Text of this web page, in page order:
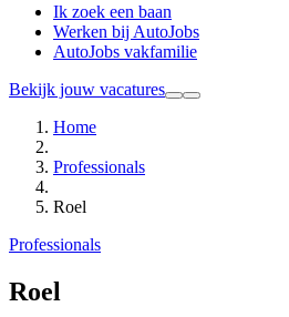
Ik zoek een baan
Werken bij AutoJobs
AutoJobs vakfamilie
Bekijk jouw vacatures
Home
Professionals
Roel
Professionals
Roel